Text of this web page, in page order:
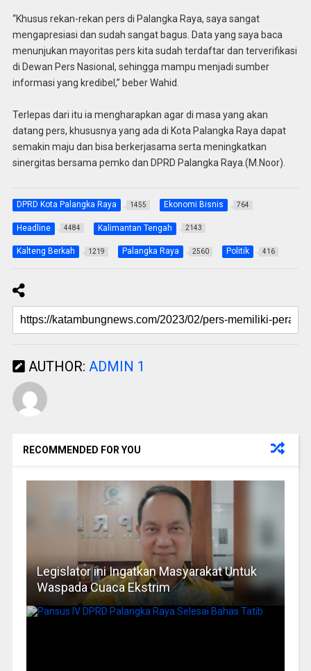
“Khusus rekan-rekan pers di Palangka Raya, saya sangat
mengapresiasi dan sudah sangat bagus. Data yang saya baca
menunjukan mayoritas pers kita sudah terdaftar dan terverifikasi
di Dewan Pers Nasional, sehingga mampu menjadi sumber
informasi yang kredibel,” beber Wahid.
Terlepas dari itu ia mengharapkan agar di masa yang akan
datang pers, khususnya yang ada di Kota Palangka Raya dapat
semakin maju dan bisa berkerjasama serta meningkatkan
sinergitas bersama pemko dan DPRD Palangka Raya.(M.Noor).
DPRD Kota Palangka Raya 1455 Ekonomi Bisnis 764
Headline 4484 Kalimantan Tengah 2143
Kalteng Berkah 1219 Palangka Raya 2560 Politik 416
AUTHOR: ADMIN 1
RECOMMENDED FOR YOU
Legislator ini Ingatkan Masyarakat Untuk
Waspada Cuaca Ekstrim